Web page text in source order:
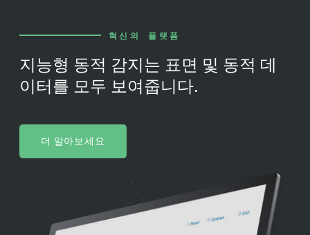
혁신의 플랫폼
지능형 동적 감지는 표면 및 동적 데
이터를 모두 보여줍니다.
더 알아보세요